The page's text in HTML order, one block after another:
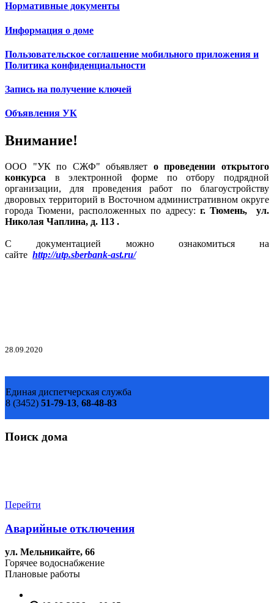
Нормативные документы
Информация о доме
Пользовательское соглашение мобильного приложения и
Политика конфиденциальности
Запись на получение ключей
Объявления УК
Внимание!
ООО "УК по СЖФ" объявляет о проведении открытого
конкурса в электронной форме по отбору подрядной
организации, для проведения работ по благоустройству
дворовых территорий в Восточном административном округе
города Тюмени, расположенных по адресу: г. Тюмень, ул.
Николая Чаплина, д. 113 .
С документацией можно ознакомиться на
сайте http://utp.sberbank-ast.ru/
28.09.2020
Единая диспетчерская служба
8 (3452) 51-79-13, 68-48-83
Поиск дома
Перейти
Аварийные отключения
ул. Мельникайте, 66
Горячее водоснабжение
Плановые работы